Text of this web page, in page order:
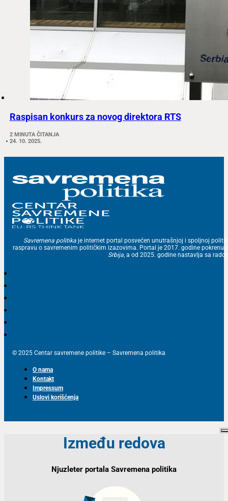
Raspisan konkurs za novog direktora RTS
2 MINUTA ČITANJA
24. 10. 2025.
Savremena politika je internet portal posvećen unutrašnjoj i spoljnoj
raspravu o savremenim političkim izazovima. Portal je 2017. godine
Srbija , a od 2025. godine nastavlja sa
© 2025 Centar savremene politike – Savremena politika
O nama
Kontakt
Impressum
Uslovi korišćenja
Između redova
Njuzleter portala Savremena politika